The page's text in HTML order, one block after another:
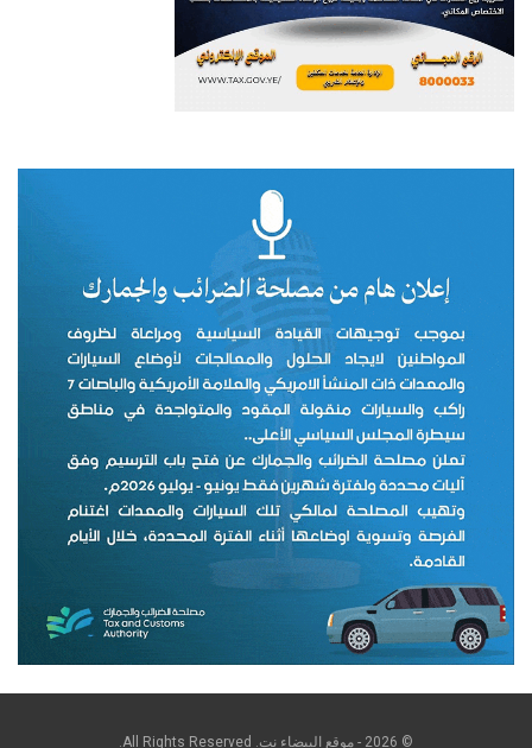
© 2026 - موقع البيضاء نت. All Rights Reserved.